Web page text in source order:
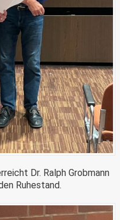
Dr. Ralph Grobmann
Ruhestand.